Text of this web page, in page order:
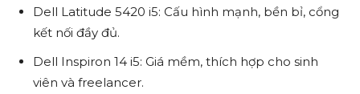
Dell Latitude 5420 i5: Cấu hình mạnh, bền bỉ, cổng
kết nối đầy đủ.
Dell Inspiron 14 i5: Giá mềm, thích hợp cho sinh
viên và freelancer.